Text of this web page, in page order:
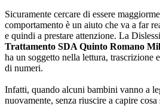
Sicuramente cercare di essere
comportamento è un aiuto che va a far
e quindi a prestare attenzione. La
Trattamento SDA Quinto Romano
ha un soggetto nella lettura, trascrizione
di numeri.
Infatti, quando alcuni bambini vanno a
nuovamente, senza riuscire a capire